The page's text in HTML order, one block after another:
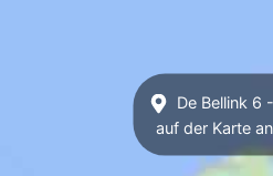
De Bellink 6
auf der Karte